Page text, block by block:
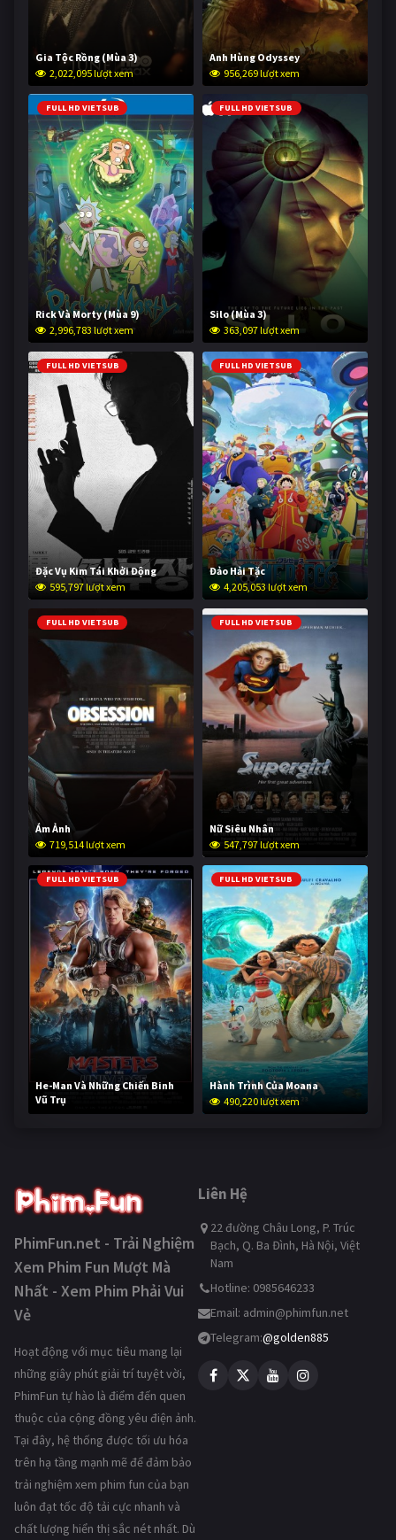
Gia Tộc Rồng (Mùa 3)
2,022,095 lượt xem
Anh Hùng Odyssey
956,269 lượt xem
FULL HD VIETSUB
Rick Và Morty (Mùa 9)
2,996,783 lượt xem
FULL HD VIETSUB
Silo (Mùa 3)
363,097 lượt xem
FULL HD VIETSUB
Đặc Vụ Kim Tái Khởi Động
595,797 lượt xem
FULL HD VIETSUB
Đảo Hải Tặc
4,205,053 lượt xem
FULL HD VIETSUB
Ám Ảnh
719,514 lượt xem
FULL HD VIETSUB
Nữ Siêu Nhân
547,797 lượt xem
FULL HD VIETSUB
He-Man Và Những Chiến Binh
Vũ Trụ
238,850 lượt xem
FULL HD VIETSUB
Hành Trình Của Moana
490,220 lượt xem
PhimFun.net - Trải Nghiệm
Xem Phim Fun Mượt Mà
Nhất - Xem Phim Phải Vui
Vẻ
Hoạt động với mục tiêu mang lại
những giây phút giải trí tuyệt vời,
PhimFun tự hào là điểm đến quen
thuộc của cộng đồng yêu điện ảnh.
Tại đây, hệ thống được tối ưu hóa
trên hạ tầng mạnh mẽ để đảm bảo
trải nghiệm xem phim fun của bạn
luôn đạt tốc độ tải cực nhanh và
chất lượng hiển thị sắc nét nhất. Dù
Liên Hệ
22 đường Châu Long, P. Trúc
Bạch, Q. Ba Đình, Hà Nội, Việt
Nam
Hotline: 0985646233
Email: admin@phimfun.net
Telegram:@golden885